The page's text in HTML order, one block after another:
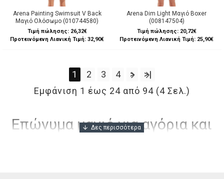
Arena Painting Swimsuit V Back
Μαγιό Ολόσωμο (010744580)
Τιμή πώλησης: 26,32€
Προτεινόμενη Λιανική Τιμή: 32,90€
Arena Dim Light Μαγιό Boxer
(008147504)
Τιμή πώλησης: 20,72€
Προτεινόμενη Λιανική Τιμή: 25,90€
1 2 3 4 >
>|
Εμφάνιση 1 έως 24 από 94 (4 Σελ.)
Επώνυμα μαγιό για αγόρια και